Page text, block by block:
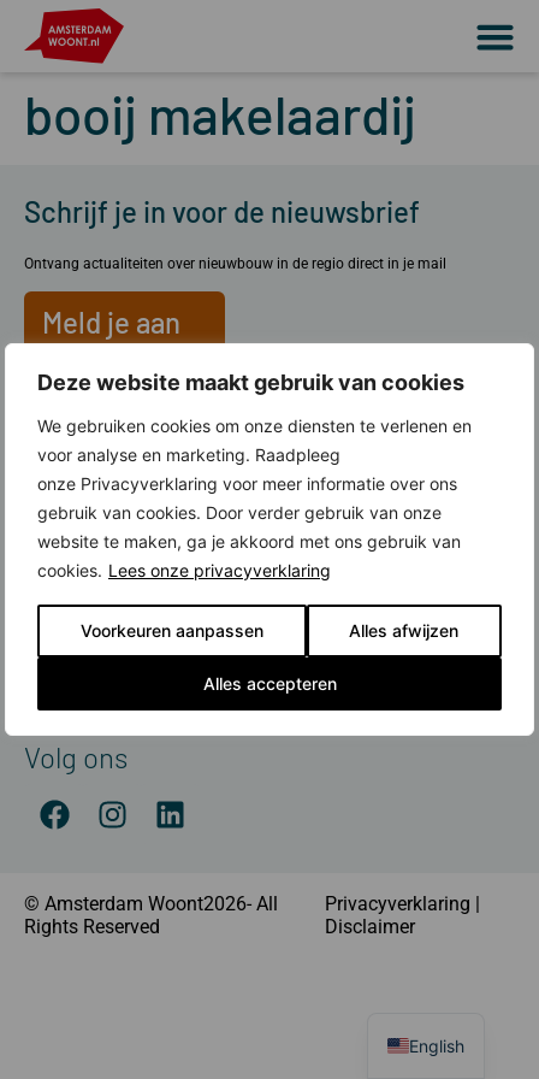
Deze website maakt gebruik van cookies
We gebruiken cookies om onze diensten te verlenen en
voor analyse en marketing. Raadpleeg
onze Privacyverklaring voor meer informatie over ons
gebruik van cookies. Door verder gebruik van onze
website te maken, ga je akkoord met ons gebruik van
cookies. Lees onze privacyverklaring
Voorkeuren aanpassen Alles afwijzen
Alles accepteren
booij makelaardij
Schrijf je in voor de nieuwsbrief
Ontvang actualiteiten over nieuwbouw in de regio direct in je mail
Meld je aan
Over ons
Wat doen wij?
Werkgebied Amsterdam Woont
Lid worden
Contact
Meer over nieuwbouw
Amsterdamse Nieuwbouwprijs
Volg ons
© Amsterdam Woont2026- All
Rights Reserved
Privacyverklaring
Disclaimer
English